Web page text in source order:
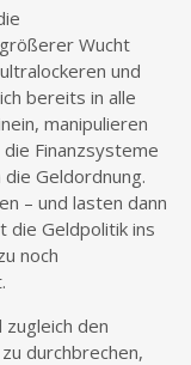
Wucht
und
bereits in alle
manipulieren
Finanzsysteme
Geldordnung.
– und lasten dann
die Geldpolitik ins
noch
den
durchbrechen,